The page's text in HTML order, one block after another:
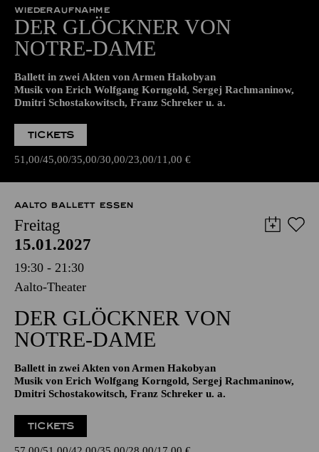
19:30 - 21:30
Aalto-Theater
WIEDERAUFNAHME
DER GLÖCKNER­ VON
NOTRE-DAME
Musik von Erich Wolfgang Korngold, Sergej Rachmaninow,
Dmitri Schostakowitsch, Franz Schreker u. a.
51,00 45,00 35,00 30,00 23,00
AALTO BALLETT ESSEN
Freitag
15.01.2027
19:30 - 21:30
Aalto-Theater
DER GLÖCKNER­ VON
NOTRE-DAME
Musik von Erich Wolfgang Korngold, Sergej Rachmaninow,
Dmitri Schostakowitsch, Franz Schreker u. a.